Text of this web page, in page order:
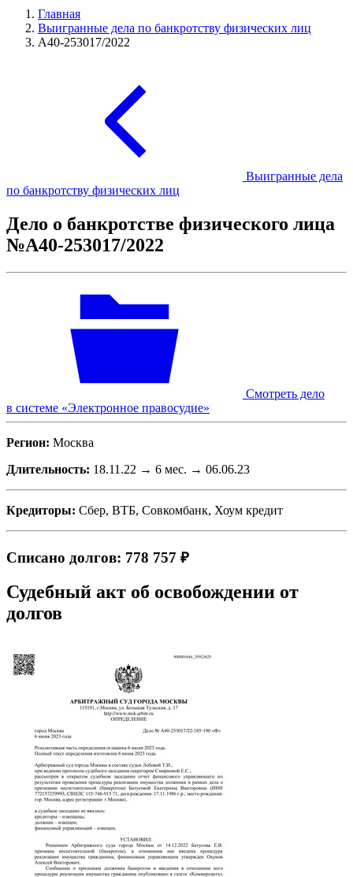
Главная
Выигранные дела по банкротству физических лиц
А40-253017/2022
Выигранные дела
по банкротству физических лиц
Дело о банкротстве физического лица
№А40-253017/2022
Смотреть дело
в системе «Электронное правосудие»
Регион: Москва
Длительность: 18.11.22 → 6 мес. → 06.06.23
Кредиторы: Сбер, ВТБ, Совкомбанк, Хоум кредит
Списано долгов: 778 757 ₽
Судебный акт об освобождении от
долгов